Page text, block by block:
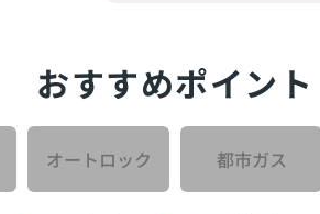
おすすめポイント
オートロック 都市ガス